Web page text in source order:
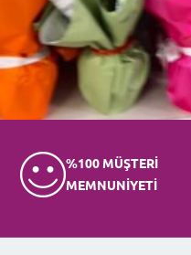
%100 MÜŞTERİ
MEMNUNİYETİ